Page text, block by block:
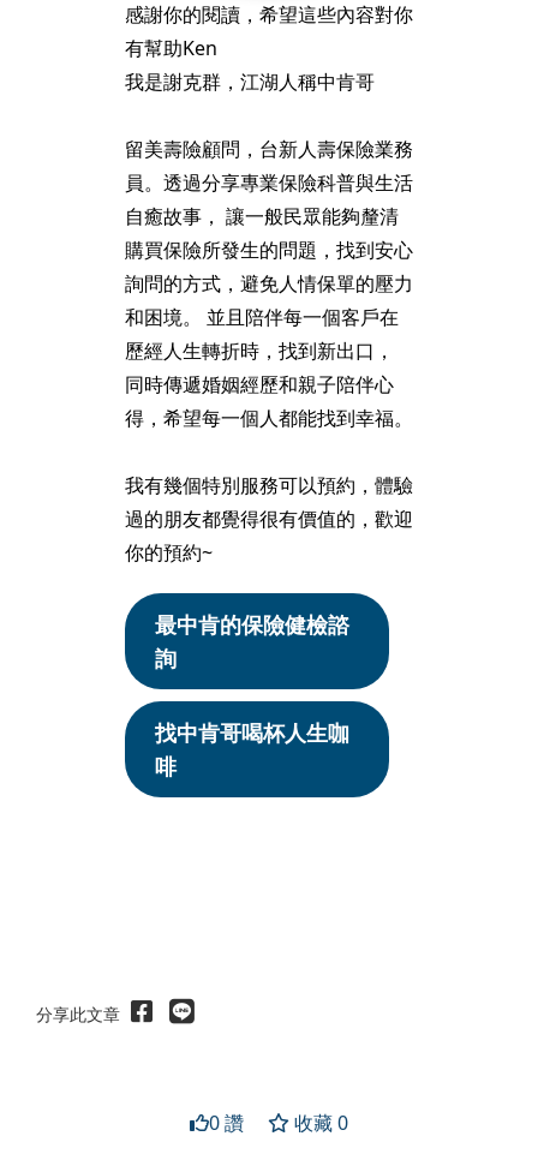
感謝你的閱讀，希望這些內容對你
有幫助Ken
我是謝克群，江湖人稱中肯哥
留美壽險顧問，台新人壽保險業務
員。透過分享專業保險科普與生活
自癒故事， 讓一般民眾能夠釐清
購買保險所發生的問題，找到安心
詢問的方式，避免人情保單的壓力
和困境。 並且陪伴每一個客戶在
歷經人生轉折時，找到新出口，
同時傳遞婚姻經歷和親子陪伴心
得，希望每一個人都能找到幸福。
我有幾個特別服務可以預約，體驗
過的朋友都覺得很有價值的，歡迎
你的預約~
最中肯的保險健檢諮
詢
找中肯哥喝杯人生咖
啡
分享此文章
0 讚 收藏 0